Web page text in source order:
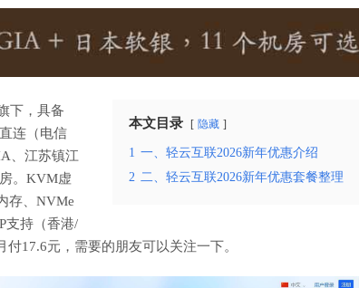
本文目录 隐藏
1 一、轻云互联2026新年优惠介绍
2 二、轻云互联2026新年优惠套餐整理
下，具备
连（电信
、江苏镇江
。KVM虚
存、NVMe
支持（香港/
17.6元，需要的朋友可以关注一下。